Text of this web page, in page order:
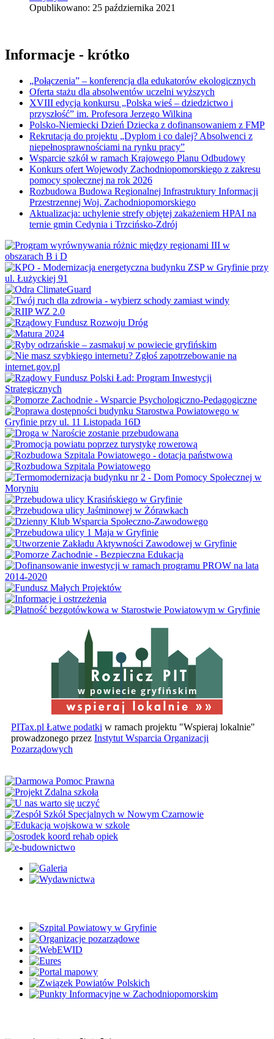
Opublikowano: 25 października 2021
Informacje - krótko
„Połączenia” – konferencja dla edukatorów ekologicznych
Oferta stażu dla absolwentów uczelni wyższych
XVIII edycja konkursu „Polska wieś – dziedzictwo i
przyszłość” im. Profesora Jerzego Wilkina
Polsko-Niemiecki Dzień Dziecka z dofinansowaniem z FMP
Rekrutacja do projektu „Dyplom i co dalej? Absolwenci z
niepełnosprawnościami na rynku pracy”
Wsparcie szkół w ramach Krajowego Planu Odbudowy
Konkurs ofert Wojewody Zachodniopomorskiego z zakresu
pomocy społecznej na rok 2026
Rozbudowa Budowa Regionalnej Infrastruktury Informacji
Przestrzennej Woj. Zachodniopomorskiego
Aktualizacja: uchylenie strefy objętej zakażeniem HPAI na
ternie gmin Cedynia i Trzcińsko-Zdrój
w powiecie gryfińskim
PITax.pl Łatwe podatki w ramach projektu "Wspieraj lokalnie"
prowadzonego przez Instytut Wsparcia Organizacji
Pozarządowych